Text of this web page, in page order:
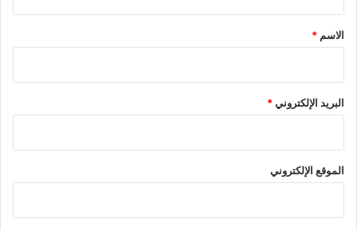
*
الاسم *
البريد الإلكتروني*
الموقع الإلكتروني